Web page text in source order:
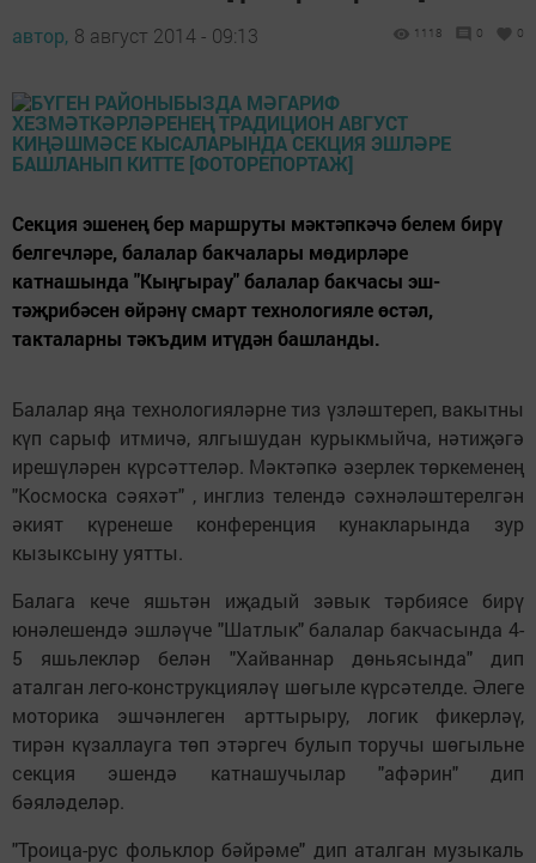
автор, 8 август 2014 - 09:13 1118 0 0
Секция эшенең бер маршруты мәктәпкәчә белем бирү
белгечләре, балалар бакчалары мөдирләре
катнашында "Кыңгырау" балалар бакчасы эш-
тәҗрибәсен өйрәнү смарт технологияле өстәл,
такталарны тәкъдим итүдән башланды.
Балалар яңа технологияләрне тиз үзләштереп, вакытны
күп сарыф итмичә, ялгышудан курыкмыйча, нәтиҗәгә
ирешүләрен күрсәттеләр. Мәктәпкә әзерлек төркеменең
"Космоска сәяхәт" , инглиз телендә сәхнәләштерелгән
әкият күренеше конференция кунакларында зур
кызыксыну уятты.
Балага кече яшьтән иҗадый зәвык тәрбиясе бирү
юнәлешендә эшләүче "Шатлык" балалар бакчасында 4-
5 яшьлекләр белән "Хайваннар дөньясында" дип
аталган лего-конструкцияләү шөгыле күрсәтелде. Әлеге
моторика эшчәнлеген арттырыру, логик фикерләү,
тирән күзаллауга төп этәргеч булып торучы шөгыльне
секция эшендә катнашучылар "афәрин" дип
бәяләделәр.
"Троица-рус фольклор бәйрәме" дип аталган музыкаль